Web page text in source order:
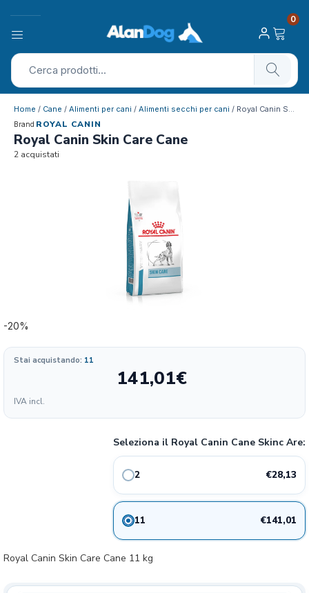
0
Home / Cane / Alimenti per cani / Alimenti secchi per cani / Royal Canin Skin Care Cane
Brand ROYAL CANIN
Royal Canin Skin Care Cane
2 acquistati
-20%
Stai acquistando: 11
141,01€
IVA incl.
Seleziona il Royal Canin Cane Skinc Are:
2 €28,13
11 €141,01
2 kg 20% 28.13€
12.82
€/KG
Royal Canin Skin Care Cane 11 kg